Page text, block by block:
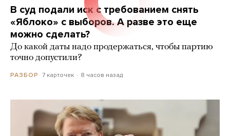
В суд подали иск с требованием снять
«Яблоко» с выборов. А разве это еще
можно сделать?
До какой даты надо продержаться, чтобы партию
точно допустили?
РАЗБОР 7 карточек 8 часов назад